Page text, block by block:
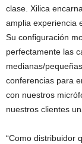
clase. Xilica
amplia experiencia
Su configuración
perfectamente las
medianas/
conferencias para
con nuestros
nuestros clientes
“Como distribuidor